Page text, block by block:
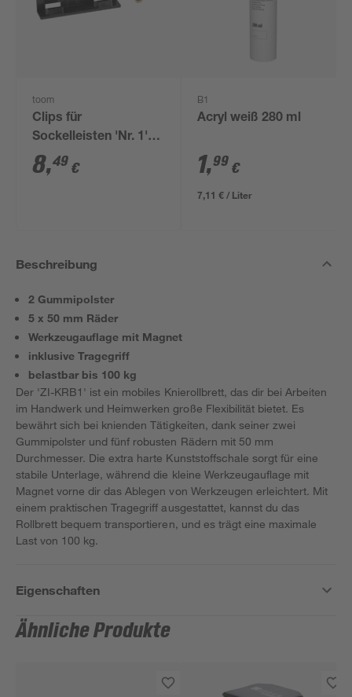
toom
Clips für
Sockelleisten 'Nr. 1'
schwarz, 20 Stück
8,49 €
B1
Acryl weiß 280 ml
1,99 €
7,11 € / Liter
Beschreibung
2 Gummipolster
5 x 50 mm Räder
Werkzeugauflage mit Magnet
inklusive Tragegriff
belastbar bis 100 kg
Der 'ZI-KRB1' ist ein mobiles Knierollbrett, das dir bei Arbeiten
im Handwerk und Heimwerken große Flexibilität bietet. Es
bewährt sich bei knienden Tätigkeiten, dank seiner zwei
Gummipolster und fünf robusten Rädern mit 50 mm
Durchmesser. Die extra harte Kunststoffschale sorgt für eine
stabile Unterlage, während die kleine Werkzeugauflage mit
Magnet vorne dir das Ablegen von Werkzeugen erleichtert. Mit
einem praktischen Tragegriff ausgestattet, kannst du das
Rollbrett bequem transportieren, und es trägt eine maximale
Last von 100 kg.
Eigenschaften
Ähnliche Produkte